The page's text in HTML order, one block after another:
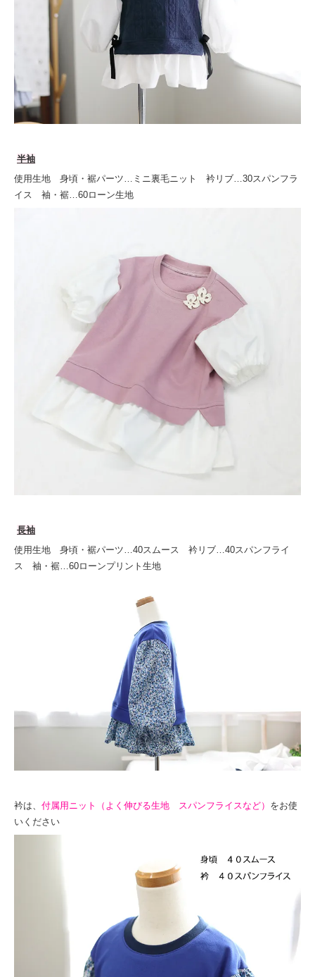
半袖
使用生地 身頃・裾パーツ…ミニ裏毛ニット 衿リブ…30スパンフラ
イス 袖・裾…60ローン生地
長袖
使用生地 身頃・裾パーツ…40スムース 衿リブ…40スパンフライ
ス 袖・裾…60ローンプリント生地
衿は、 付属用ニット（よく伸びる生地 スパンフライスなど） をお使
いください